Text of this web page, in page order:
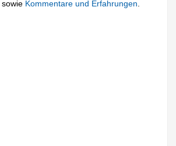
sowie Kommentare und Erfahrungen